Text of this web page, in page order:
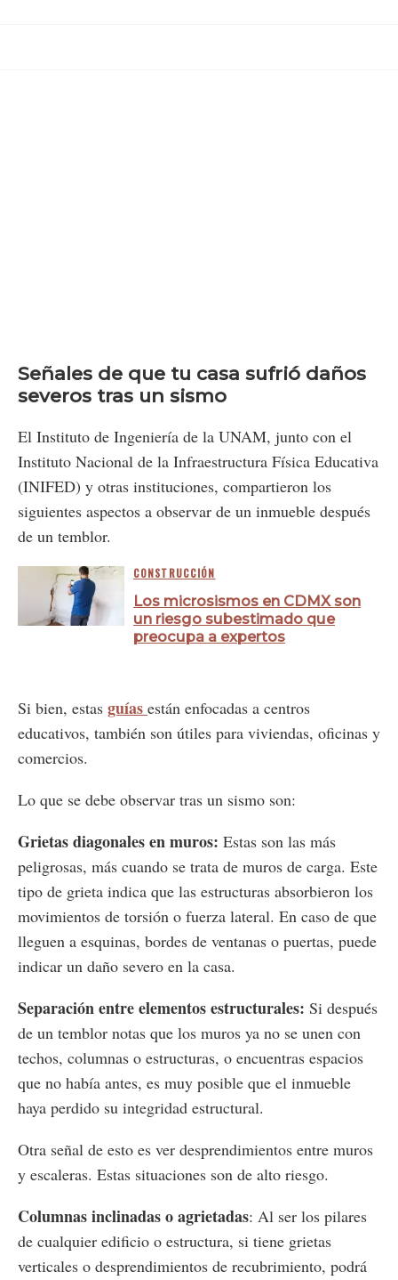
Señales de que tu casa sufrió daños
severos tras un sismo
El Instituto de Ingeniería de la UNAM, junto con el
Instituto Nacional de la Infraestructura Física Educativa
(INIFED) y otras instituciones, compartieron los
siguientes aspectos a observar de un inmueble después
de un temblor.
CONSTRUCCIÓN
Los microsismos en CDMX son
un riesgo subestimado que
preocupa a expertos
Si bien, estas guías están enfocadas a centros
educativos, también son útiles para viviendas, oficinas y
comercios.
Lo que se debe observar tras un sismo son:
Grietas diagonales en muros: Estas son las más
peligrosas, más cuando se trata de muros de carga. Este
tipo de grieta indica que las estructuras absorbieron los
movimientos de torsión o fuerza lateral. En caso de que
lleguen a esquinas, bordes de ventanas o puertas, puede
indicar un daño severo en la casa.
Separación entre elementos estructurales: Si después
de un temblor notas que los muros ya no se unen con
techos, columnas o estructuras, o encuentras espacios
que no había antes, es muy posible que el inmueble
haya perdido su integridad estructural.
Otra señal de esto es ver desprendimientos entre muros
y escaleras. Estas situaciones son de alto riesgo.
Columnas inclinadas o agrietadas: Al ser los pilares
de cualquier edificio o estructura, si tiene grietas
verticales o desprendimientos de recubrimiento, podrá